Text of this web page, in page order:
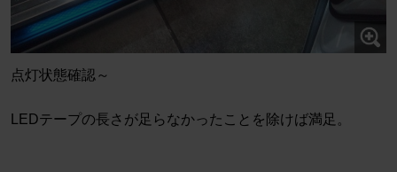
点灯状態確認～
LEDテープの長さが足らなかったことを除けば満足。